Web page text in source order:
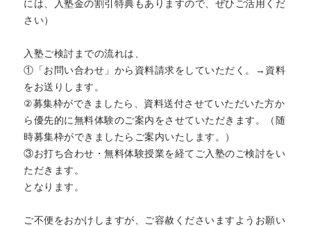
には、入塾金の割引特典もありますので、ぜひご活用くだ
さい）
入塾ご検討までの流れは、
①「お問い合わせ」から資料請求をしていただく。→資料
をお送りします。
②募集枠ができましたら、資料送付させていただいた方か
ら優先的に無料体験のご案内をさせていただきます。（随
時募集枠ができましたらご案内いたします。）
③お打ち合わせ・無料体験授業を経てご入塾のご検討をい
ただきます。
となります。
ご不便をおかけしますが、ご容赦くださいますようお願い